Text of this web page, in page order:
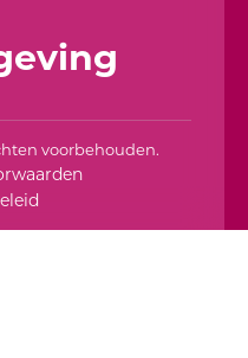
voorbehouden.